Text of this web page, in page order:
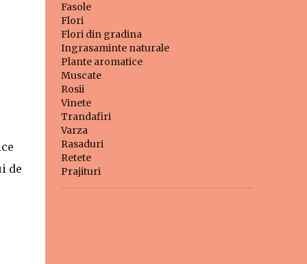
de
Fasole
Flori
Flori din gradina
Ingrasaminte naturale
Plante aromatice
Muscate
Rosii
Vinete
Trandafiri
Varza
Rasaduri
Retete
Prajituri